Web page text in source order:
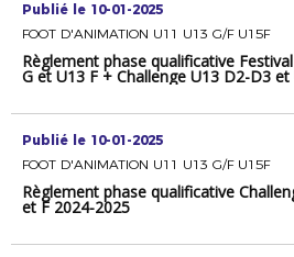
Publié le 10-01-2025
FOOT D'ANIMATION U11 U13 G/F U15F
Règlement phase qualificative
G et U13 F + Challenge U13 D2-D3 et
Publié le 10-01-2025
FOOT D'ANIMATION U11 U13 G/F U15F
Règlement phase qualificative
et F 2024-2025